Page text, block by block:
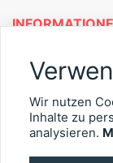
Was ist
Kontakt
Wir nutzen
Inhalte zu
analysieren.